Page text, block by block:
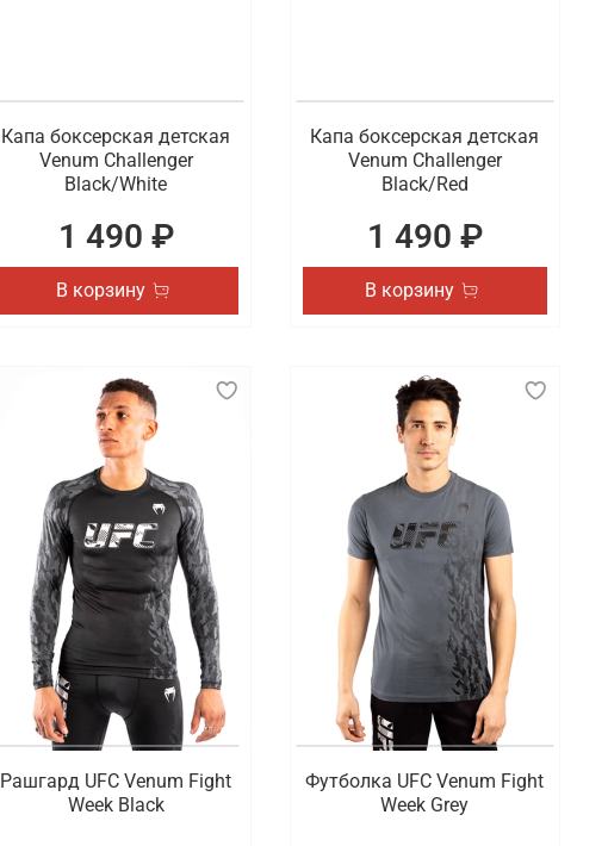
Капа боксерская детская
Venum Challenger
Black/White
1 490 ₽
В корзину
Капа боксерская детская
Venum Challenger
Black/Red
1 490 ₽
В корзину
Рашгард UFC Venum Fight
Week Black
Футболка UFC Venum Fight
Week Grey